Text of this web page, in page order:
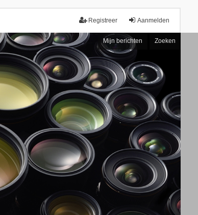
Aanmelden
Registreer
Mijn berichten Zoeken